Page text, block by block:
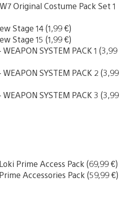
Original Costume Pack Set 1
Stage 14 (1,99 €)
Stage 15 (1,99 €)
WEAPON SYSTEM PACK 1 (3,99
WEAPON SYSTEM PACK 2 (3,99
WEAPON SYSTEM PACK 3 (3,99
Prime Access Pack (69,99 €)
Accessories Pack (59,99 €)